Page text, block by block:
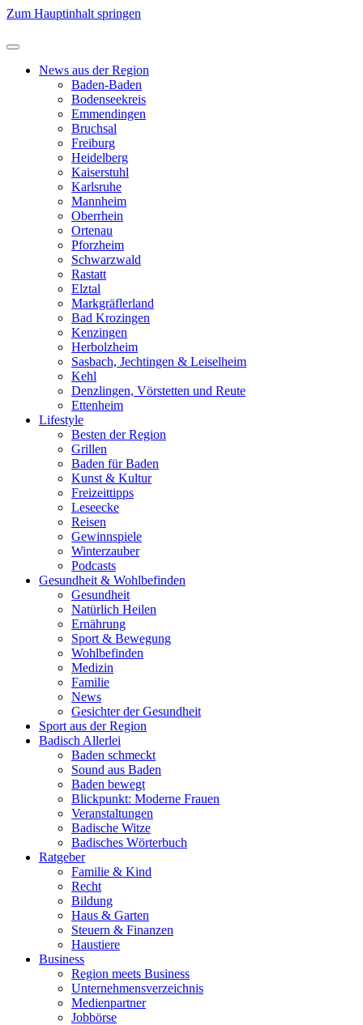
Zum Hauptinhalt springen
News aus der Region
Baden-Baden
Bodenseekreis
Emmendingen
Bruchsal
Freiburg
Heidelberg
Kaiserstuhl
Karlsruhe
Mannheim
Oberrhein
Ortenau
Pforzheim
Schwarzwald
Rastatt
Elztal
Markgräflerland
Bad Krozingen
Kenzingen
Herbolzheim
Sasbach, Jechtingen & Leiselheim
Kehl
Denzlingen, Vörstetten und Reute
Ettenheim
Lifestyle
Besten der Region
Grillen
Baden für Baden
Kunst & Kultur
Freizeittipps
Leseecke
Reisen
Gewinnspiele
Winterzauber
Podcasts
Gesundheit & Wohlbefinden
Gesundheit
Natürlich Heilen
Ernährung
Sport & Bewegung
Wohlbefinden
Medizin
Familie
News
Gesichter der Gesundheit
Sport aus der Region
Badisch Allerlei
Baden schmeckt
Sound aus Baden
Baden bewegt
Blickpunkt: Moderne Frauen
Veranstaltungen
Badische Witze
Badisches Wörterbuch
Ratgeber
Familie & Kind
Recht
Bildung
Haus & Garten
Steuern & Finanzen
Haustiere
Business
Region meets Business
Unternehmensverzeichnis
Medienpartner
Jobbörse